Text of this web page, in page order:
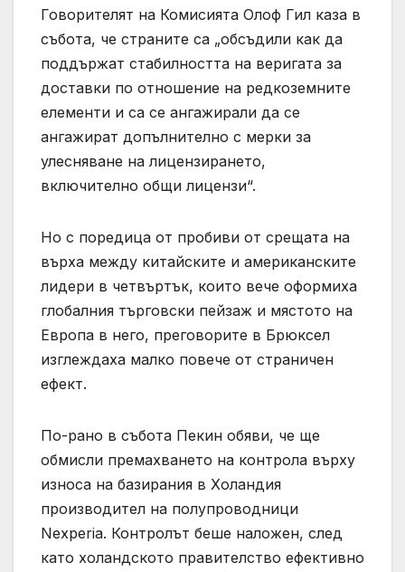
Говорителят на Комисията Олоф Гил каза в
събота, че страните са „обсъдили как да
поддържат стабилността на веригата за
доставки по отношение на редкоземните
елементи и са се ангажирали да се
ангажират допълнително с мерки за
улесняване на лицензирането,
включително общи лицензи“.
Но с поредица от пробиви от срещата на
върха между китайските и американските
лидери в четвъртък, които вече оформиха
глобалния търговски пейзаж и мястото на
Европа в него, преговорите в Брюксел
изглеждаха малко повече от страничен
ефект.
По-рано в събота Пекин обяви, че ще
обмисли премахването на контрола върху
износа на базирания в Холандия
производител на полупроводници
Nexperia. Контролът беше наложен, след
като холандското правителство ефективно